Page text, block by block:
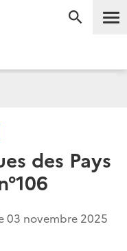
des Pays
03 novembre 2025